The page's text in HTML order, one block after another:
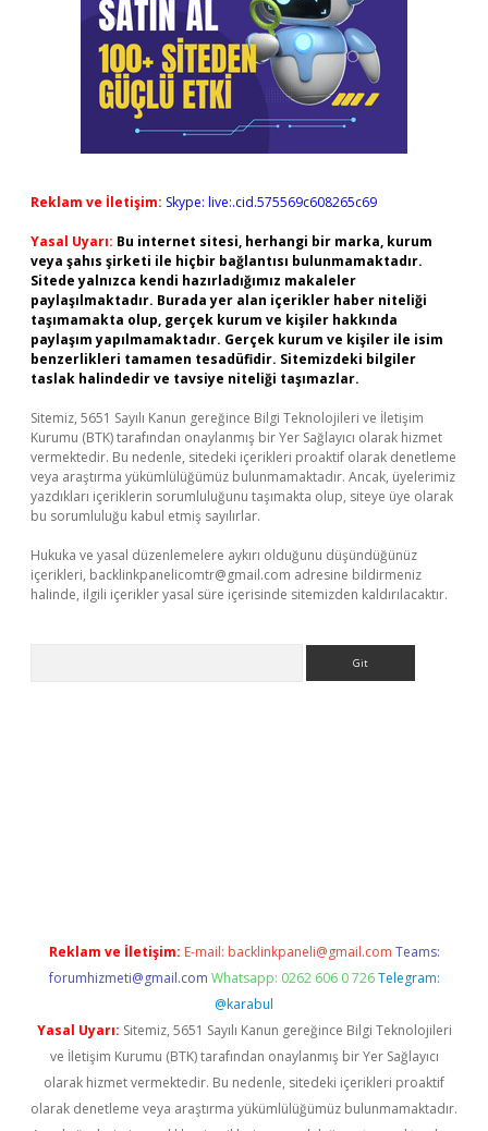
Reklam ve İletişim: Skype: live:.cid.575569c608265c69
Yasal Uyarı: Bu internet sitesi, herhangi bir marka, kurum
veya şahıs şirketi ile hiçbir bağlantısı bulunmamaktadır.
Sitede yalnızca kendi hazırladığımız makaleler
paylaşılmaktadır. Burada yer alan içerikler haber niteliği
taşımamakta olup, gerçek kurum ve kişiler hakkında
paylaşım yapılmamaktadır. Gerçek kurum ve kişiler ile isim
benzerlikleri tamamen tesadüfidir. Sitemizdeki bilgiler
taslak halindedir ve tavsiye niteliği taşımazlar.
Sitemiz, 5651 Sayılı Kanun gereğince Bilgi Teknolojileri ve İletişim
Kurumu (BTK) tarafından onaylanmış bir Yer Sağlayıcı olarak hizmet
vermektedir. Bu nedenle, sitedeki içerikleri proaktif olarak denetleme
veya araştırma yükümlülüğümüz bulunmamaktadır. Ancak, üyelerimiz
yazdıkları içeriklerin sorumluluğunu taşımakta olup, siteye üye olarak
bu sorumluluğu kabul etmiş sayılırlar.
Hukuka ve yasal düzenlemelere aykırı olduğunu düşündüğünüz
içerikleri, backlinkpanelicomtr@gmail.com adresine bildirmeniz
halinde, ilgili içerikler yasal süre içerisinde sitemizden kaldırılacaktır.
Reklam ve İletişim: E-mail: backlinkpaneli@gmail.com Teams:
forumhizmeti@gmail.com Whatsapp: 0262 606 0 726 Telegram:
@karabul
Yasal Uyarı: Sitemiz, 5651 Sayılı Kanun gereğince Bilgi Teknolojileri
ve İletişim Kurumu (BTK) tarafından onaylanmış bir Yer Sağlayıcı
olarak hizmet vermektedir. Bu nedenle, sitedeki içerikleri proaktif
olarak denetleme veya araştırma yükümlülüğümüz bulunmamaktadır.